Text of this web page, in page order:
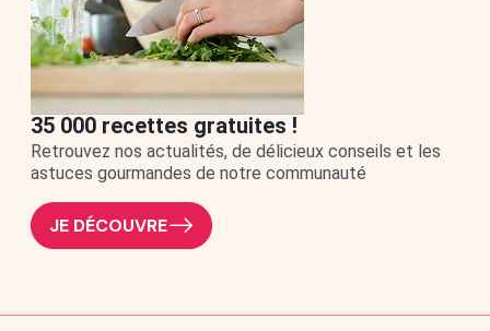
35 000 recettes gratuites !
Retrouvez nos actualités, de délicieux conseils et les
astuces gourmandes de notre communauté
JE DÉCOUVRE